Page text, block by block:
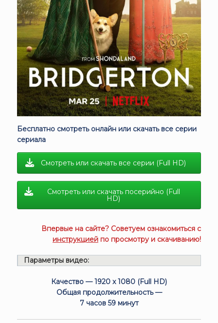
Бесплатно смотреть онлайн или скачать все серии
сериала
Смотреть или скачать все серии (Full HD)
Смотреть или скачать посерийно (Full
HD)
Впервые на сайте? Советуем ознакомиться с
инструкцией по просмотру и скачиванию!
Параметры видео:
Качество — 1920 x 1080 (Full HD)
Общая продолжительность —
7 часов 59 минут